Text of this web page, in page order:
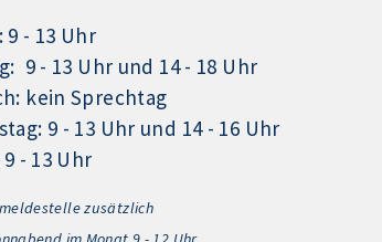
9 - 13 Uhr
9 - 13 Uhr und 14 - 18 Uhr
kein Sprechtag
9 - 13 Uhr und 14 - 16 Uhr
- 13 Uhr
zusätzlich